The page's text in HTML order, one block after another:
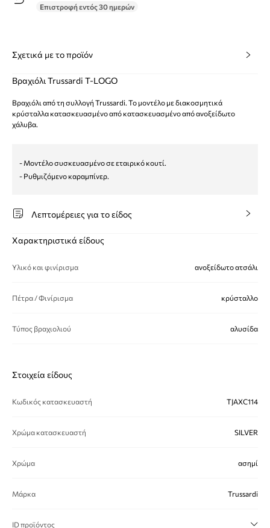
Επιστροφή εντός 30 ημερών
Σχετικά με το προϊόν
Βραχιόλι Trussardi T-LOGO
Βραχιόλι από τη συλλογή Trussardi. Το μοντέλο με διακοσμητικά
κρύσταλλα κατασκευασμένο από κατασκευασμένο από ανοξείδωτο
χάλυβα.
- Μοντέλο συσκευασμένο σε εταιρικό κουτί.
- Ρυθμιζόμενο καραμπίνερ.
Λεπτομέρειες για το είδος
Χαρακτηριστικά είδους
Υλικό και φινίρισμα ανοξείδωτο ατσάλι
Πέτρα / Φινίρισμα κρύσταλλο
Τύπος βραχιολιού αλυσίδα
Στοιχεία είδους
Κωδικός κατασκευαστή TJAXC114
Χρώμα κατασκευαστή SILVER
Χρώμα ασημί
Μάρκα Trussardi
ID προϊόντος